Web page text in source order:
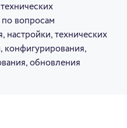
по вопросам
настройки, технических
конфигурирования,
обновления